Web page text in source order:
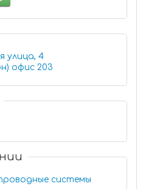
улица, 4
(Свердловский район) офис 203
системы